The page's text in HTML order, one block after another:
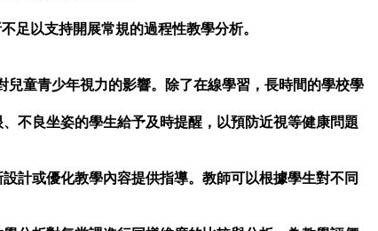
足以支持開展常規的過程性教學分析。
童青少年視力的影響。除了在線學習，長時間的學校學
不良坐姿的學生給予及時提醒，以預防近視等健康問題
計或優化教學內容提供指導。教師可以根據學生對不同